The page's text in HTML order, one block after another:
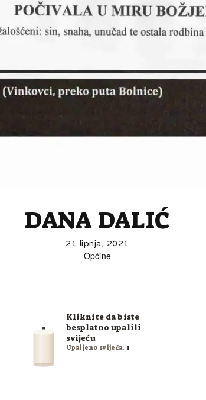
DANA DALIĆ
21 lipnja, 2021
Općine
Kliknite da biste
besplatno upalili
svijeću
Upaljeno svijeća: 1